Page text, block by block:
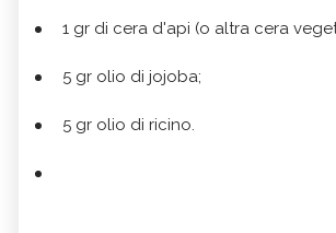
1 gr di cera d'api (o altra cera
5 gr olio di jojoba;
5 gr olio di ricino.